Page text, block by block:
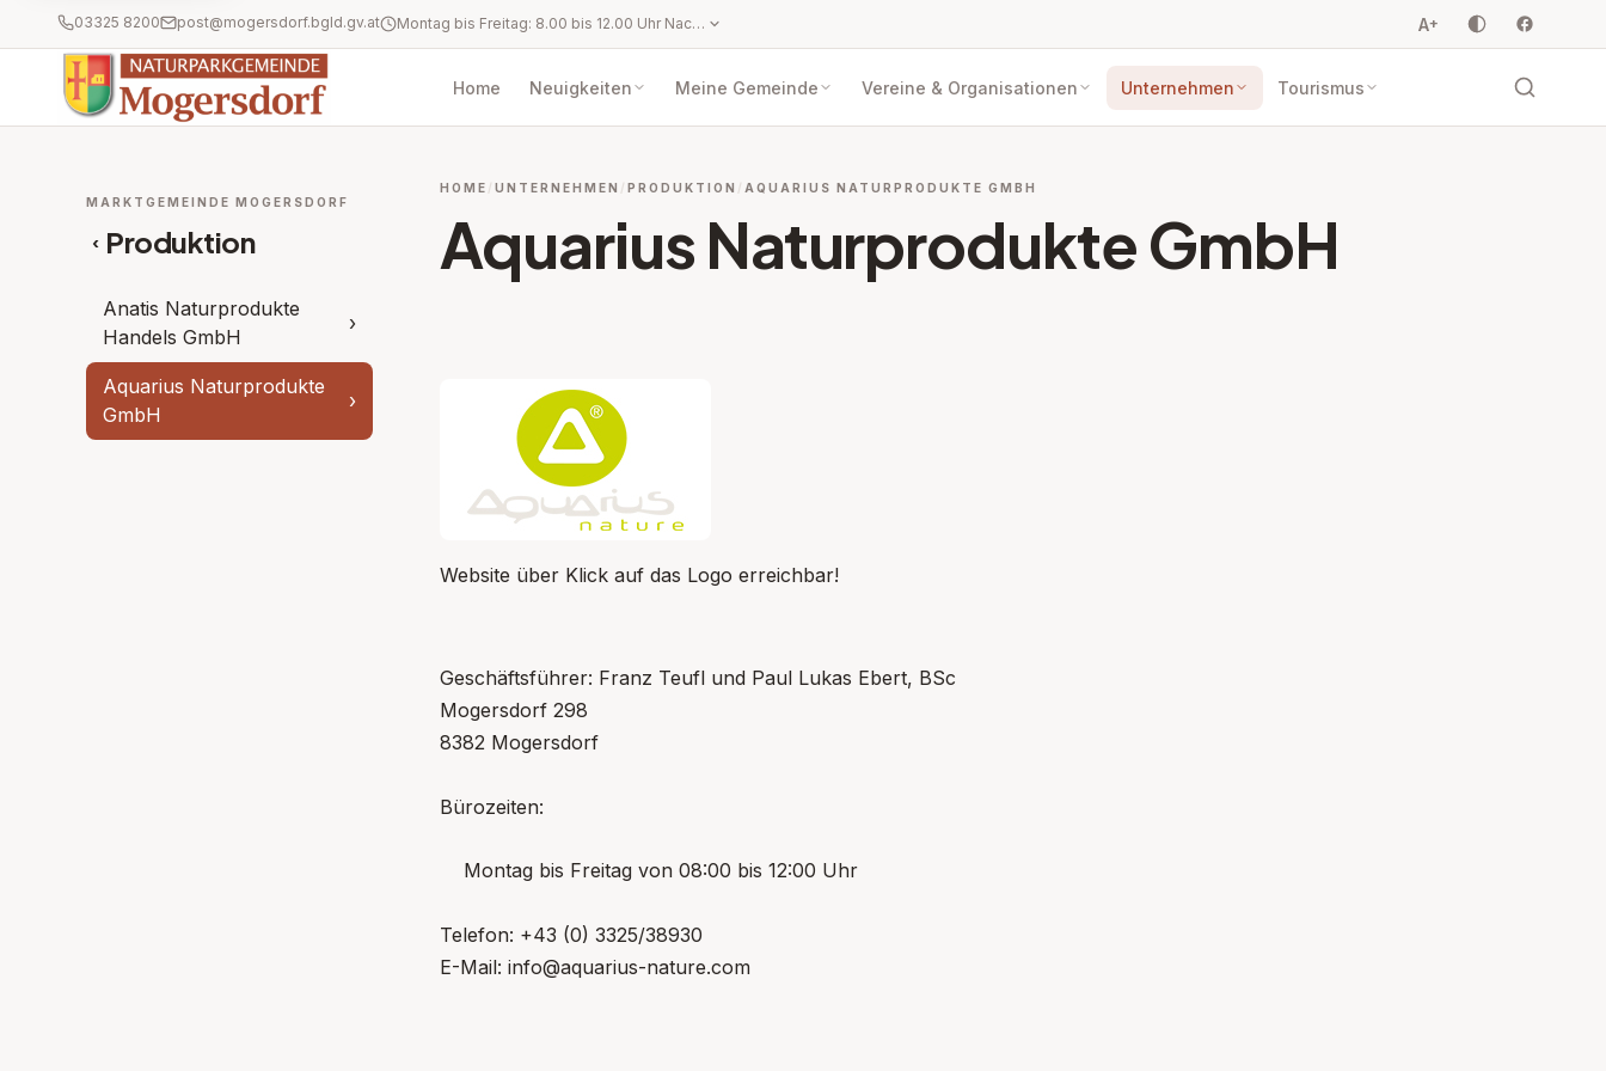
03325 8200 post@mogersdorf.bgld.gv.at Montag bis Freitag: 8.00 bis 12.00 Uhr Nachmittags sind Termine nach telefonischer Vereinbarung möglich! A+
Home Neuigkeiten Meine Gemeinde Vereine & Organisationen Unternehmen Tourismus
MARKTGEMEINDE MOGERSDORF
‹ Produktion
Anatis Naturprodukte
Handels GmbH
›
Aquarius Naturprodukte
GmbH
›
HOME UNTERNEHMEN PRODUKTION AQUARIUS NATURPRODUKTE GMBH
Aquarius Naturprodukte GmbH
Website über Klick auf das Logo erreichbar!
Geschäftsführer: Franz Teufl und Paul Lukas Ebert, BSc
Mogersdorf 298
8382 Mogersdorf
Bürozeiten:
Montag bis Freitag von 08:00 bis 12:00 Uhr
Telefon: +43 (0) 3325/38930
E-Mail: info@aquarius-nature.com